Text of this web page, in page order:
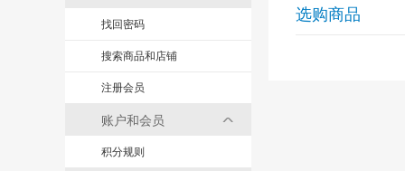
找回密码
搜索商品和店铺
注册会员
账户和会员
积分规则
选购商品